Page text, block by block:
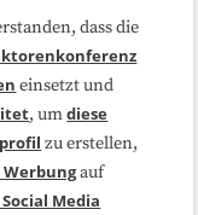
dass die
einsetzt und
, umdiese
zu erstellen,
auf
Media